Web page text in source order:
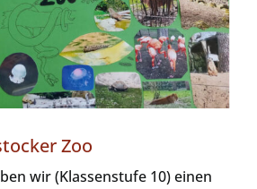
Zoo
wir (Klassenstufe 10) einen